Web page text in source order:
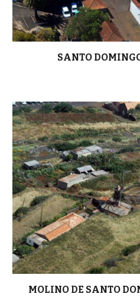
SANTO
MOLINO DE SANTO